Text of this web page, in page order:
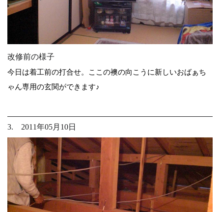
改修前の様子
今日は着工前の打合せ。ここの襖の向こうに新しいおばぁち
ゃん専用の玄関ができます♪
3. 2011年05月10日